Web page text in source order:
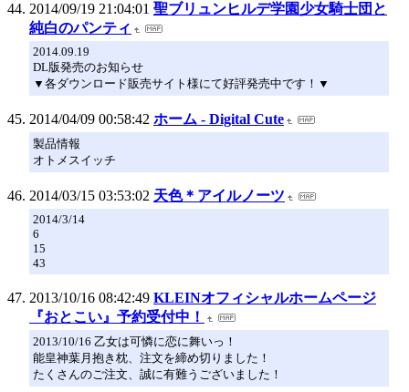
2014/09/19 21:04:01 聖ブリュンヒルデ学園少女騎士団と
純白のパンティ
2014.09.19
DL版発売のお知らせ
▼各ダウンロード販売サイト様にて好評発売中です！▼
2014/04/09 00:58:42 ホーム - Digital Cute
製品情報
オトメスイッチ
2014/03/15 03:53:02 天色＊アイルノーツ
2014/3/14
6
15
43
2013/10/16 08:42:49 KLEINオフィシャルホームページ
『おとこい』予約受付中！
2013/10/16 乙女は可憐に恋に舞いっ！
能皇神葉月抱き枕、注文を締め切りました！
たくさんのご注文、誠に有難うございました！